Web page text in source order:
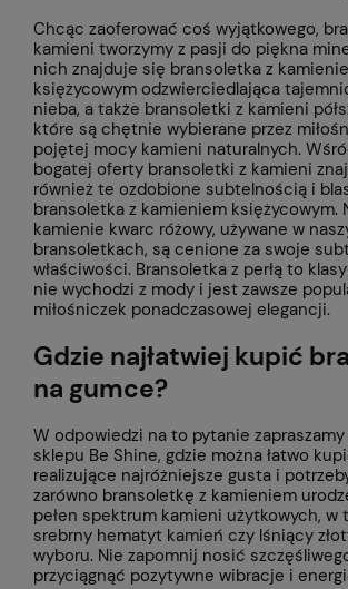
Chcąc zaoferować coś wyjątkowego,
kamieni tworzymy z pasji do piękna
nich znajduje się bransoletka z
księżycowym odzwierciedlająca
nieba, a także bransoletki z kamieni
które są chętnie wybierane przez
pojętej mocy kamieni naturalnych.
bogatej oferty bransoletki z kamieni
również te ozdobione subtelnością i
bransoletka z kamieniem księżycowym.
kamienie kwarc różowy, używane w
bransoletkach, są cenione za swoje
właściwości. Bransoletka z perłą to
nie wychodzi z mody i jest zawsze
miłośniczek ponadczasowej elegancji.
Gdzie najłatwiej kupić
na gumce?
W odpowiedzi na to pytanie
sklepu Be Shine, gdzie można łatwo
realizujące najróżniejsze gusta i
zarówno bransoletkę z kamieniem
pełen spektrum kamieni użytkowych, w
srebrny hematyt kamień czy lśniący
wyboru. Nie zapomnij nosić
przyciągnąć pozytywne wibracje i